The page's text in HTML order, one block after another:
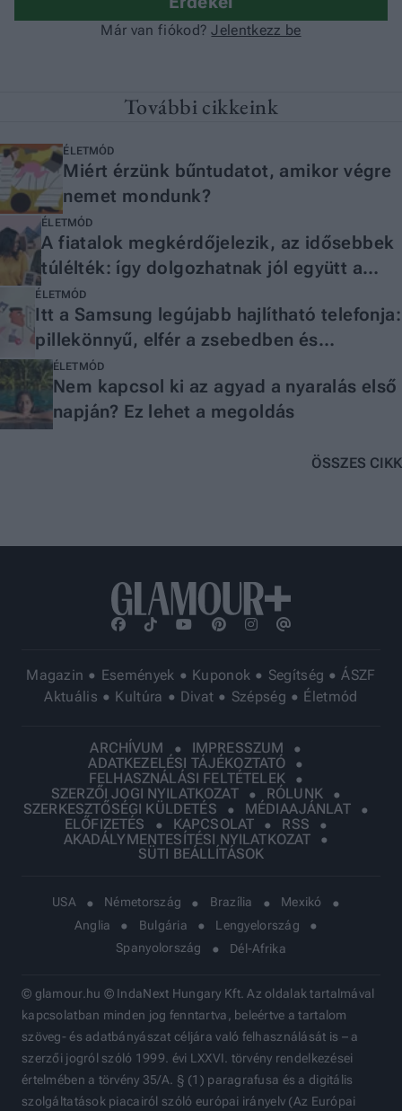
További cikkeink
ÉLETMÓD
Miért érzünk bűntudatot, amikor végre
nemet mondunk?
ÉLETMÓD
A fiatalok megkérdőjelezik, az idősebbek
túlélték: így dolgozhatnak jól együtt a
generációk
ÉLETMÓD
Itt a Samsung legújabb hajlítható telefonja:
pillekönnyű, elfér a zsebedben és
tartalomgyártáshoz is tökéletes
ÉLETMÓD
Nem kapcsol ki az agyad a nyaralás első
napján? Ez lehet a megoldás
ÖSSZES CIKK
Magazin Események Kuponok Segítség
ÁSZF
Aktuális
Kultúra Divat Szépség Életmód
ARCHÍVUM
IMPRESSZUM
ADATKEZELÉSI TÁJÉKOZTATÓ
FELHASZNÁLÁSI FELTÉTELEK
SZERZŐI JOGI NYILATKOZAT
RÓLUNK
SZERKESZTŐSÉGI KÜLDETÉS
MÉDIAAJÁNLAT
ELŐFIZETÉS
KAPCSOLAT
RSS
AKADÁLYMENTESÍTÉSI NYILATKOZAT
SÜTI BEÁLLÍTÁSOK
USA Németország Brazília
Mexikó
Anglia
Bulgária
Lengyelország
Spanyolország
Dél-Afrika
© glamour.hu © IndaNext Hungary Kft. Az oldalak tartalmával
kapcsolatban minden jog fenntartva, beleértve a tartalom
szöveg- és adatbányászat céljára való felhasználását is – a
szerzői jogról szóló 1999. évi LXXVI. törvény rendelkezései
értelmében a törvény 35/A. § (1) paragrafusa és a digitális
szolgáltatások piacairól szóló európai irányelv (Az Európai